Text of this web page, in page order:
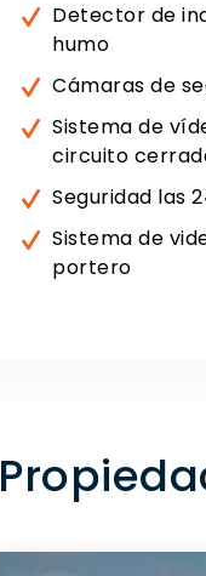
Detector de
humo
Cámaras de
Sistema de
circuito
Seguridad las
Sistema de
portero